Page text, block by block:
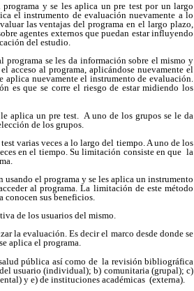
y se les aplica un pre test por un largo
el instrumento de evaluación nuevamente a lo
las ventajas del programa en el largo plazo,
agentes externos que puedan estar influyendo
del estudio.
programa se les da información sobre el mismo y
acceso al programa, aplicándose nuevamente el
aplica nuevamente el instrumento de evaluación.
es que se corre el riesgo de estar midiendo los
aplica un pre test. A uno de los grupos se le da
de los grupos.
varias veces a lo largo del tiempo. A uno de los
en el tiempo. Su limitación consiste en que la
el programa y se les aplica un instrumento
al programa. La limitación de este método
conocen sus beneficios.
de los usuarios del mismo.
la evaluación. Es decir el marco desde donde se
aplica el programa.
pública así como de la revisión bibliográfica
usuario (individual); b) comunitaria (grupal); c)
y e) de instituciones académicas (externa).